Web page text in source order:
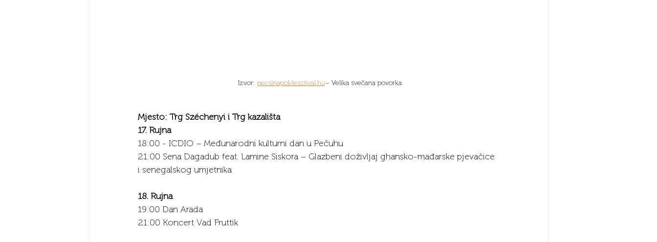
Izvor: pecsinapokfesztival.hu– Velika svečana povorka
Mjesto: Trg Széchenyi i Trg kazališta
17. Rujna
18:00 - ICDIO – Međunarodni kulturni dan u Pečuhu
21:00 Sena Dagadub feat. Lamine Siskora – Glazbeni doživljaj ghansko-mađarske pjevačice
i senegalskog umjetnika
18. Rujna
19:00 Dan Arada
21:00 Koncert Vad Fruttik